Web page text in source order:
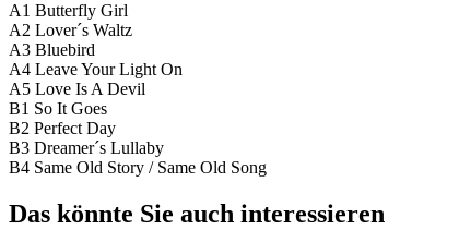
A1 Butterfly Girl
A2 Lover´s Waltz
A3 Bluebird
A4 Leave Your Light On
A5 Love Is A Devil
B1 So It Goes
B2 Perfect Day
B3 Dreamer´s Lullaby
B4 Same Old Story / Same Old Song
Das könnte Sie auch interessieren